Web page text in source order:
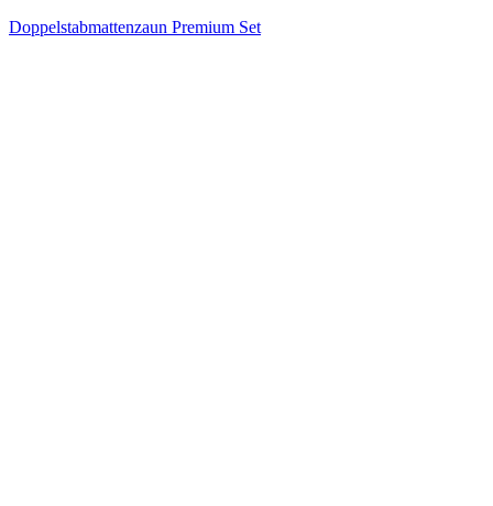
Doppelstabmattenzaun Premium Set